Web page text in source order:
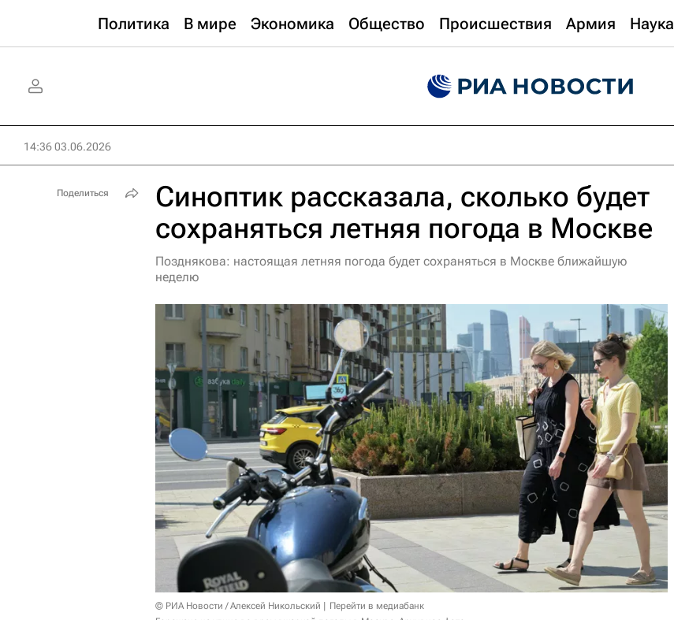
Политика В мире Экономика Общество Происшествия Армия Наука
14:36 03.06.2026
Синоптик рассказала, сколько будет
сохраняться летняя погода в Москве
Позднякова: настоящая летняя погода будет сохраняться в Москве ближайшую
неделю
© РИА Новости / Алексей Никольский
Перейти в медиабанк
Поделиться